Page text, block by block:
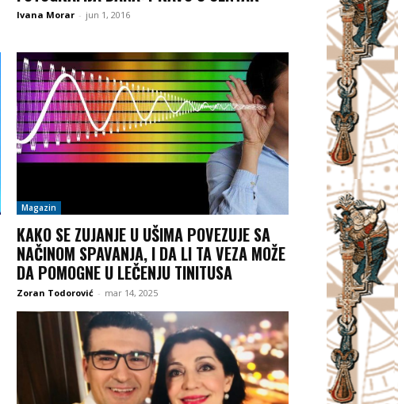
Ivana Morar - jun 1, 2016
Magazin
KAKO SE ZUJANJE U UŠIMA POVEZUJE SA
NAČINOM SPAVANJA, I DA LI TA VEZA MOŽE
DA POMOGNE U LEČENJU TINITUSA
Zoran Todorović - mar 14, 2025